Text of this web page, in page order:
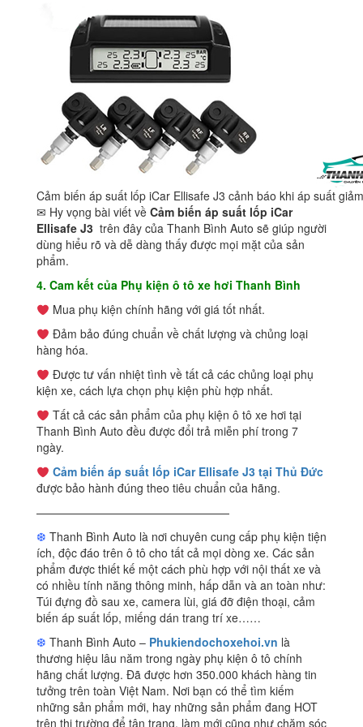
Cảm biến áp suất lốp iCar Ellisafe J3 cảnh báo khi áp suất
✉ Hy vọng bài viết về Cảm biến áp suất lốp iCar
Ellisafe J3 trên đây của Thanh Bình Auto sẽ giúp người
dùng hiểu rõ và dễ dàng thấy được mọi mặt của sản
phẩm.
4. Cam kết của Phụ kiện ô tô xe hơi Thanh Bình
Mua phụ kiện chính hãng với giá tốt nhất.
Đảm bảo đúng chuẩn về chất lượng và chủng loại
hàng hóa.
Được tư vấn nhiệt tình về tất cả các chủng loại phụ
kiện xe, cách lựa chọn phụ kiện phù hợp nhất.
Tất cả các sản phẩm của phụ kiện ô tô xe hơi tại
Thanh Bình Auto đều được đổi trả miễn phí trong 7
ngày.
Cảm biến áp suất lốp iCar Ellisafe J3 tại Thủ Đức
được bảo hành đúng theo tiêu chuẩn của hãng.
—————————————————
❆ Thanh Bình Auto là nơi chuyên cung cấp phụ kiện tiện
ích, độc đáo trên ô tô cho tất cả mọi dòng xe. Các sản
phẩm được thiết kế một cách phù hợp với nội thất xe và
có nhiều tính năng thông minh, hấp dẫn và an toàn như:
Túi đựng đồ sau xe, camera lùi, giá đỡ điện thoại, cảm
biến áp suất lốp, miếng dán trang trí xe……
❆ Thanh Bình Auto – Phukiendochoxehoi.vn là
thương hiệu lâu năm trong ngày phụ kiện ô tô chính
hãng chất lượng. Đã được hơn 350.000 khách hàng tin
tưởng trên toàn Việt Nam. Nơi bạn có thể tìm kiếm
những sản phẩm mới, hay những sản phẩm đang HOT
trên thị trường để tân trang, làm mới cũng như chăm sóc